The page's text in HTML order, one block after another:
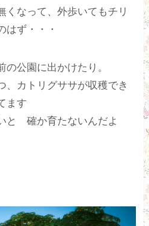
くなって、外歩いてもチリ
はず・・・
公園に出かけたり。
、カトリグササが収穫でき
ます
と 確か育たないんだよ